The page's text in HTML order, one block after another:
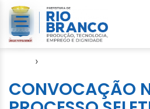
›
CONVOCAÇÃO